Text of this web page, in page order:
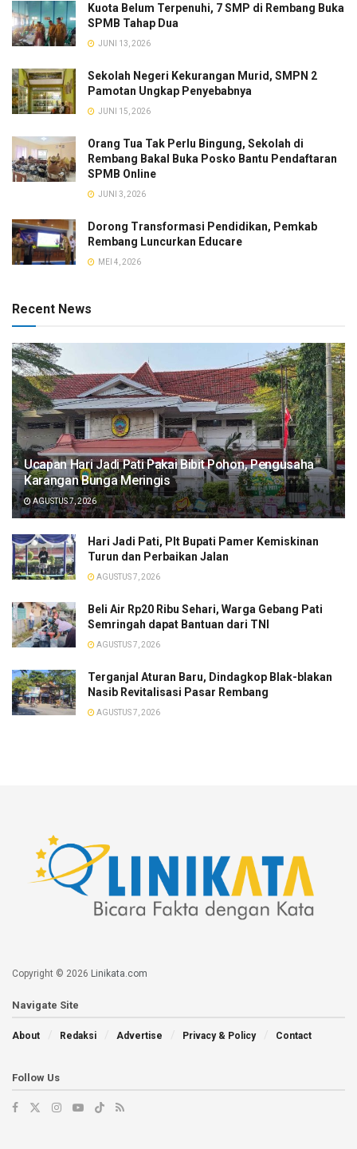
Kuota Belum Terpenuhi, 7 SMP di Rembang Buka
SPMB Tahap Dua
JUNI 13, 2026
Sekolah Negeri Kekurangan Murid, SMPN 2
Pamotan Ungkap Penyebabnya
JUNI 15, 2026
Orang Tua Tak Perlu Bingung, Sekolah di
Rembang Bakal Buka Posko Bantu Pendaftaran
SPMB Online
JUNI 3, 2026
Dorong Transformasi Pendidikan, Pemkab
Rembang Luncurkan Educare
MEI 4, 2026
Recent News
​Ucapan Hari Jadi Pati Pakai Bibit Pohon, Pengusaha
Karangan Bunga Meringis
AGUSTUS 7, 2026
​Hari Jadi Pati, Plt Bupati Pamer Kemiskinan
Turun dan Perbaikan Jalan
AGUSTUS 7, 2026
Beli Air Rp20 Ribu Sehari, Warga Gebang Pati
Semringah dapat Bantuan dari TNI
AGUSTUS 7, 2026
Terganjal Aturan Baru, Dindagkop Blak-blakan
Nasib Revitalisasi Pasar Rembang
AGUSTUS 7, 2026
Copyright © 2026 Linikata.com
Navigate Site
About Redaksi Advertise Privacy & Policy Contact
Follow Us